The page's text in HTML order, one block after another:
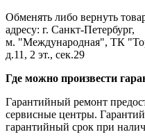
Обменять либо вернуть
адресу: г. Санкт-Петербург,
м. "Международная", ТК
д.11, 2 эт., сек.29
Где можно произвести
Гарантийный ремонт
сервисные центры.
гарантийный срок при